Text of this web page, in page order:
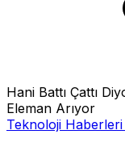
Hani Battı Çattı
Eleman Arıyor
Teknoloji Haberleri